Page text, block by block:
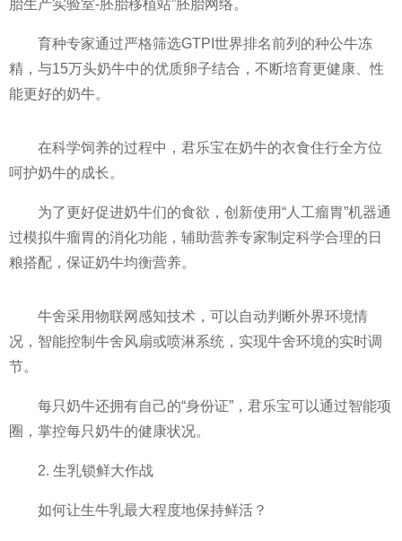
胎生产实验室-胚胎移植站”胚胎网络。
育种专家通过严格筛选GTPI世界排名前列的种公牛冻
精，与15万头奶牛中的优质卵子结合，不断培育更健康、性
能更好的奶牛。
在科学饲养的过程中，君乐宝在奶牛的衣食住行全方位
呵护奶牛的成长。
为了更好促进奶牛们的食欲，创新使用“人工瘤胃”机器通
过模拟牛瘤胃的消化功能，辅助营养专家制定科学合理的日
粮搭配，保证奶牛均衡营养。
牛舍采用物联网感知技术，可以自动判断外界环境情
况，智能控制牛舍风扇或喷淋系统，实现牛舍环境的实时调
节。
每只奶牛还拥有自己的“身份证”，君乐宝可以通过智能项
圈，掌控每只奶牛的健康状况。
2. 生乳锁鲜大作战
如何让生牛乳最大程度地保持鲜活？